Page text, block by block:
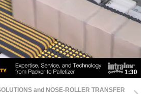
1:30
and NOSE-ROLLER TRANSFER